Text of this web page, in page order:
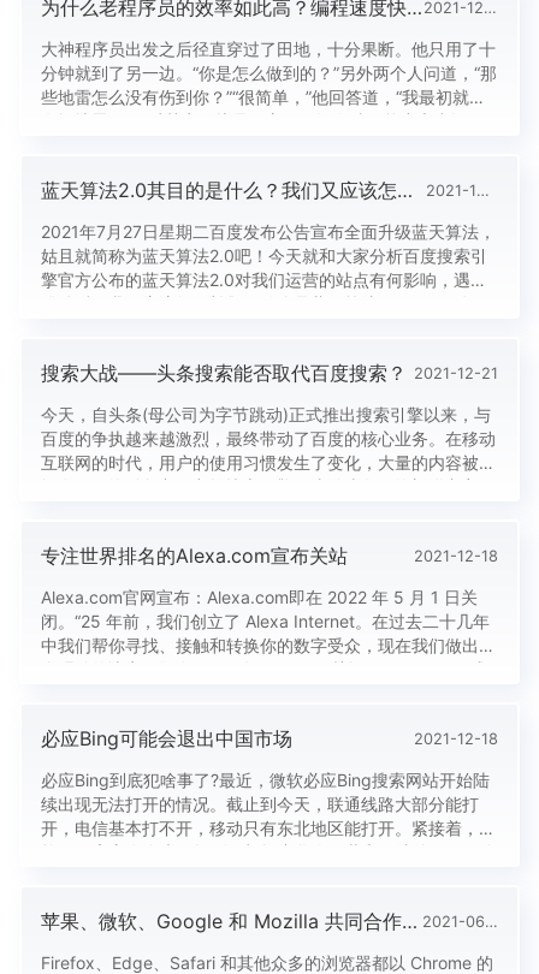
击右上角“听”按钮即可打开“听书”功能，还可以根据场景和心
为什么老程序员的效率如此高？编程速度快，Bug数量又少 2021-12-22
大神程序员出发之后径直穿过了田地，十分果断。他只用了十
分钟就到了另一边。“你是怎么做到的？”另外两个人问道，“那
些地雷怎么没有伤到你？”“很简单，”他回答道，“我最初就没
有埋地雷。”不过其实踩坑是一方面，还有编码能力和意识：
能力，通过看别人写的代码，还是能够明白如何去组织代码，
蓝天算法2.0其目的是什么？我们又应该怎么去避免呢？ 2021-12-21
2021年7月27日星期二百度发布公告宣布全面升级蓝天算法，
姑且就简称为蓝天算法2.0吧！今天就和大家分析百度搜索引
擎官方公布的蓝天算法2.0对我们运营的站点有何影响，遇到
错杀后，我们应该如何补救？什么是蓝天算法2.0？2016年11
法，即是蓝天算法。那么什么又是蓝天算法2.0呢？其实蓝天
搜索大战——头条搜索能否取代百度搜索？ 2021-12-21
今天，自头条(母公司为字节跳动)正式推出搜索引擎以来，与
百度的争执越来越激烈，最终带动了百度的核心业务。在移动
互联网的时代，用户的使用习惯发生了变化，大量的内容被封
闭在APP的孤岛中，突然搜索引擎无法登陆有用的新鲜内容。
擎，会产生怀疑。如果搜索不到有用的东西，就没什么用。
专注世界排名的Alexa.com宣布关站 2021-12-18
Alexa.com官网宣布：Alexa.com即在 2022 年 5 月 1 日关
闭。“25 年前，我们创立了 Alexa Internet。在过去二十几年
中我们帮你寻找、接触和转换你的数字受众，现在我们做出一
个艰难的决定：即在 2022 年 5 月 1 日关闭 Alexa.com。感
排名，...
必应Bing可能会退出中国市场 2021-12-18
必应Bing到底犯啥事了?最近，微软必应Bing搜索网站开始陆
续出现无法打开的情况。截止到今天，联通线路大部分能打
开，电信基本打不开，移动只有东北地区能打开。紧接着，微
软Bing官方发布声明提到，根据中华人民共和国法律，Bing在
国大陆暂停搜索自动建议功能 30 天。 Bing ...
苹果、微软、Google 和 Mozilla 共同合作，改进跨浏览器的扩展开发 2021-06-08
Firefox、Edge、Safari 和其他众多的浏览器都以 Chrome 的